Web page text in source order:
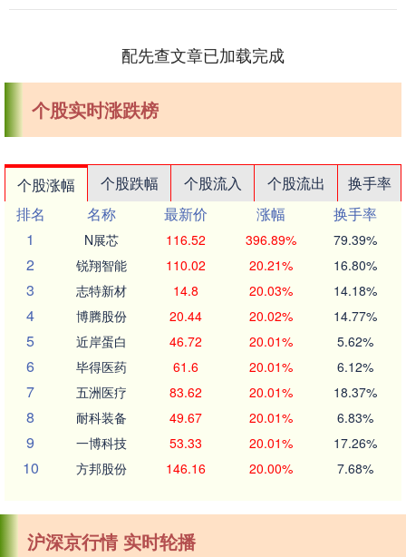
配先查文章已加载完成
个股实时涨跌榜
个股涨幅 个股跌幅 个股流入 个股流出
换手率
排名
名称 最新价 涨幅
换手率
1
N展芯 116.52 396.89% 79.39%
2 锐翔智能 110.02 20.21% 16.80%
3 志特新材 14.8 20.03% 14.18%
4 博腾股份 20.44 20.02% 14.77%
5 近岸蛋白 46.72 20.01% 5.62%
6 毕得医药 61.6 20.01% 6.12%
7 五洲医疗 83.62 20.01% 18.37%
8 耐科装备 49.67 20.01% 6.83%
9 一博科技 53.33 20.01% 17.26%
10 方邦股份 146.16 20.00% 7.68%
沪深京行情 实时轮播